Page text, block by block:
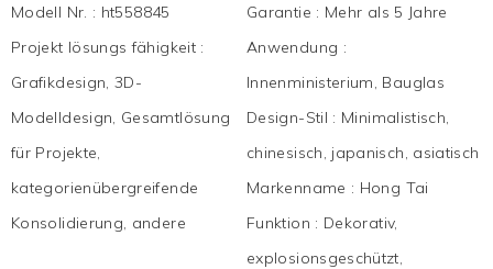
Modell Nr. : ht558845 Garantie : Mehr als 5 Jahre
Projekt lösungs fähigkeit :
Grafikdesign, 3D-
Modelldesign, Gesamtlösung
für Projekte,
kategorienübergreifende
Konsolidierung, andere
Anwendung :
Innenministerium, Bauglas
Design-Stil : Minimalistisch,
chinesisch, japanisch, asiatisch
Markenname : Hong Tai
Funktion : Dekorativ,
explosionsgeschützt,